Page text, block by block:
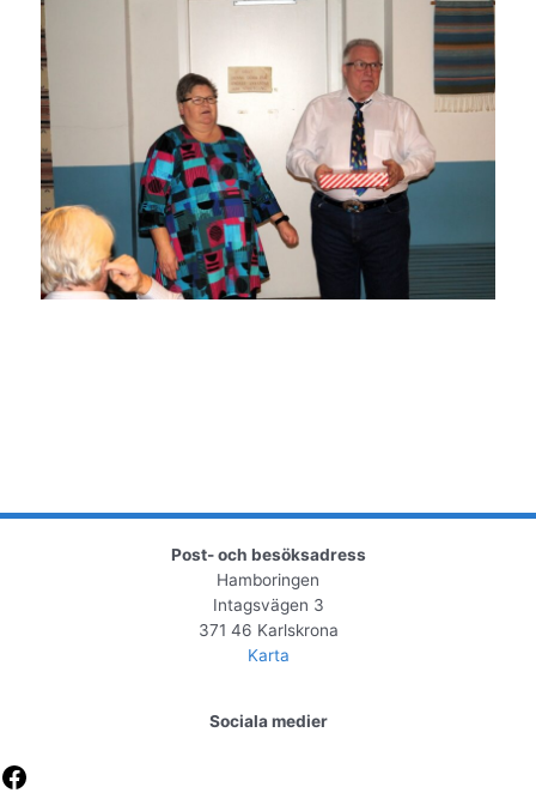
Post- och besöksadress
Hamboringen
Intagsvägen 3
371 46 Karlskrona
Karta
Sociala medier